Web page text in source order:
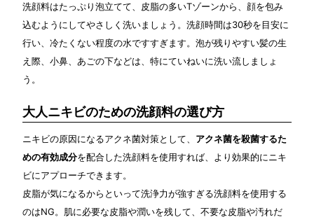
洗顔料はたっぷり泡立てて、皮脂の多いTゾーンから、顔を包み
込むようにしてやさしく洗いましょう。洗顔時間は30秒を目安に
行い、冷たくない程度の水ですすぎます。泡が残りやすい髪の生
え際、小鼻、あごの下などは、特にていねいに洗い流しましょ
う。
大人ニキビのための洗顔料の選び方
ニキビの原因になるアクネ菌対策として、 アクネ菌を殺菌するた
めの有効成分を配合した洗顔料を使用すれば、より効果的にニキ
ビにアプローチできます。
皮脂が気になるからといって洗浄力が強すぎる洗顔料を使用する
のはNG。肌に必要な皮脂や潤いを残して、不要な皮脂や汚れだ